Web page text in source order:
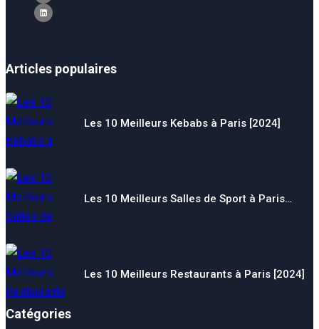
Articles populaires
Les 10 Meilleurs Kebabs à Paris [2024]
Les 10 Meilleurs Salles de Sport à Paris…
Les 10 Meilleurs Restaurants à Paris [2024]
Catégories